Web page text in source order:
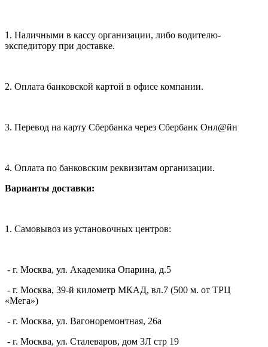
1. Наличными в кассу организации, либо водителю-
экспедитору при доставке.
2. Оплата банковской картой в офисе компании.
3. Перевод на карту Сбербанка через Сбербанк Онл@йн
4. Оплата по банковским реквизитам организации.
Варианты доставки:
1. Самовывоз из установочных центров:
- г. Москва, ул. Академика Опарина, д.5
- г. Москва, 39-й километр МКАД, вл.7 (500 м. от ТРЦ
«Мега»)
- г. Москва, ул. Вагоноремонтная, 26а
- г. Москва, ул. Сталеваров, дом 3Л стр 19